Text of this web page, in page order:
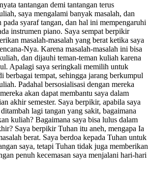
tantangan demi tantangan terus
saya mengalami banyak masalah, dan
pada syaraf tangan, dan hal ini mempengaruhi
instrumen piano. Saya sempat berpikir
masalah-masalah yang berat ketika saya
Nya. Karena masalah-masalah ini bisa
dan dijauhi teman-teman kuliah karena
Apalagi saya seringkali memilih untuk
berbagai tempat, sehingga jarang berkumpul
Padahal bersosialisasi dengan mereka
akan dapat membantu saya dalam
akhir semester. Saya berpikir, apabila saya
lagi tangan yang sakit, bagaimana
kuliah? Bagaimana saya bisa lulus dalam
Saya berpikir Tuhan itu aneh, mengapa Ia
berat. Saya berdoa kepada Tuhan untuk
saya, tetapi Tuhan tidak juga memberikan
penuh kecemasan saya menjalani hari-hari